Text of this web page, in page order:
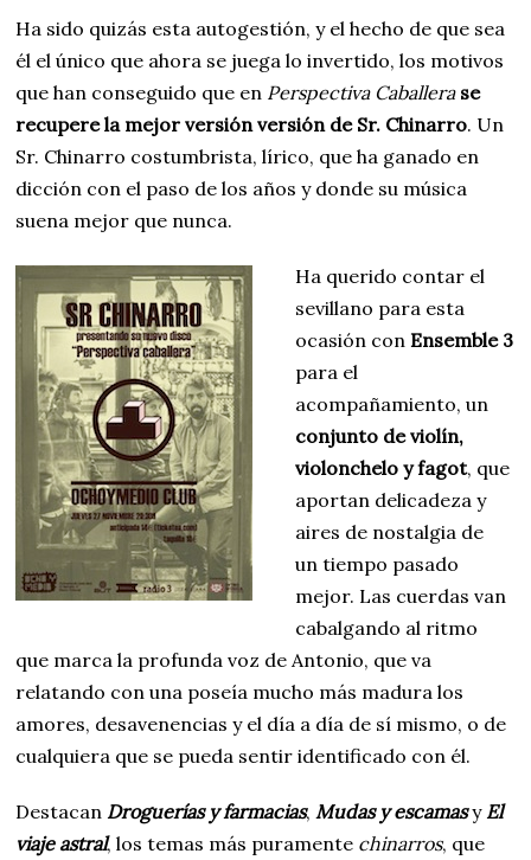
Ha sido quizás esta autogestión, y el hecho de que sea
él el único que ahora se juega lo invertido, los motivos
que han conseguido que en Perspectiva Caballera se
recupere la mejor versión versión de Sr. Chinarro. Un
Sr. Chinarro costumbrista, lírico, que ha ganado en
dicción con el paso de los años y donde su música
suena mejor que nunca.
Ha querido contar el
sevillano para esta
ocasión con Ensemble 3
para el
acompañamiento, un
conjunto de violín,
violonchelo y fagot, que
aportan delicadeza y
aires de nostalgia de
un tiempo pasado
mejor. Las cuerdas van
cabalgando al ritmo
que marca la profunda voz de Antonio, que va
relatando con una poseía mucho más madura los
amores, desavenencias y el día a día de sí mismo, o de
cualquiera que se pueda sentir identificado con él.
Destacan Droguerías y farmacias, Mudas y escamasy El
viaje astral, los temas más puramente chinarros, que